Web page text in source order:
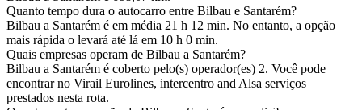
Quanto tempo dura o autocarro entre Bilbau e Santarém?
Bilbau a Santarém é em média 21 h 12 min. No entanto, a opção
mais rápida o levará até lá em 10 h 0 min.
Quais empresas operam de Bilbau a Santarém?
Bilbau a Santarém é coberto pelo(s) operador(es) 2. Você pode
encontrar no Virail Eurolines, intercentro and Alsa serviços
prestados nesta rota.